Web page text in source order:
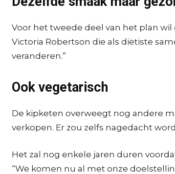
Voor het tweede deel van het plan
Victoria Robertson die als diëtiste
veranderen.”
Ook vegetarisch
De kipketen overweegt nog andere
verkopen. Er zou zelfs nagedacht
Het zal nog enkele jaren duren
“We komen nu al met onze